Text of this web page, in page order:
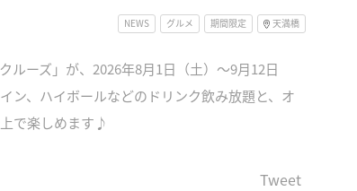
NEWS グルメ 期間限定 天満橋
ルーズ」が、2026年8月1日（土）～9月12日
ン、ハイボールなどのドリンク飲み放題と、オ
で楽しめます♪
Tweet